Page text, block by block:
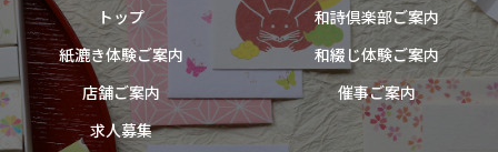
トップ
和詩倶楽部ご案内
紙漉き体験ご案内
和綴じ体験ご案内
店舗ご案内
催事ご案内
求人募集